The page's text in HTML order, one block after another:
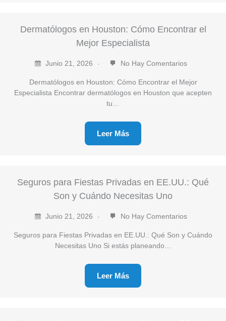
Dermatólogos en Houston: Cómo Encontrar el
Mejor Especialista
Junio 21, 2026 No Hay Comentarios
Dermatólogos en Houston: Cómo Encontrar el Mejor
Especialista Encontrar dermatólogos en Houston que acepten
tu…
Leer Más
Seguros para Fiestas Privadas en EE.UU.: Qué
Son y Cuándo Necesitas Uno
Junio 21, 2026 No Hay Comentarios
Seguros para Fiestas Privadas en EE.UU.: Qué Son y Cuándo
Necesitas Uno Si estás planeando…
Leer Más